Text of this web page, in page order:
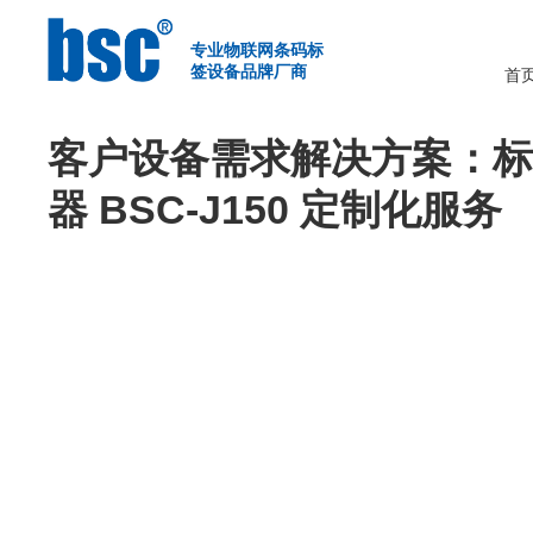
专业物联网条码标
签设备品牌厂商
首
首页 > 行业解决方案
客户设备需求解决方案：
器 BSC-J150 定制化服务